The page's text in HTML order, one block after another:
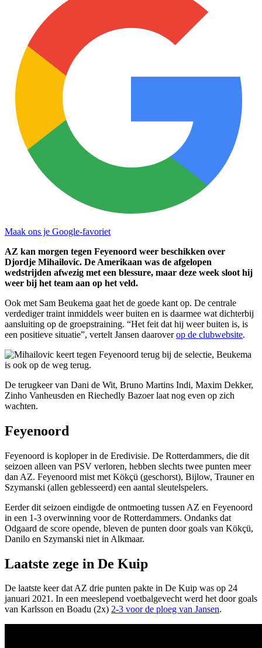
Maak ons je Google-favoriet
AZ kan morgen tegen Feyenoord weer beschikken over
Djordje Mihailovic. De Amerikaan was de afgelopen
wedstrijden afwezig met een blessure, maar deze week sloot hij
weer bij het team aan op het veld.
Ook met Sam Beukema gaat het de goede kant op. De centrale
verdediger traint inmiddels weer buiten en is daarmee wat dichterbij
aansluiting op de groepstraining. “Het feit dat hij weer buiten is, is
een positieve situatie”, vertelt Jansen daaroverop de clubwebsite.
De terugkeer van Dani de Wit, Bruno Martins Indi, Maxim Dekker,
Zinho Vanheusden en Riechedly Bazoer laat nog even op zich
wachten.
Feyenoord
Feyenoord is koploper in de Eredivisie. De Rotterdammers, die dit
seizoen alleen van PSV verloren, hebben slechts twee punten meer
dan AZ. Feyenoord mist met Kökçü (geschorst), Bijlow, Trauner en
Szymanski (allen geblesseerd) een aantal sleutelspelers.
Eerder dit seizoen eindigde de ontmoeting tussen AZ en Feyenoord
in een 1-3 overwinning voor de Rotterdammers. Ondanks dat
Odgaard de score opende, bleven de punten door goals van Kökçü,
Danilo en Szymanski niet in Alkmaar.
Laatste zege in De Kuip
De laatste keer dat AZ drie punten pakte in De Kuip was op 24
januari 2021. In een meeslepend voetbalgevecht werd het door goals
van Karlsson en Boadu (2x) 2-3 voor de ploeg van Jansen.